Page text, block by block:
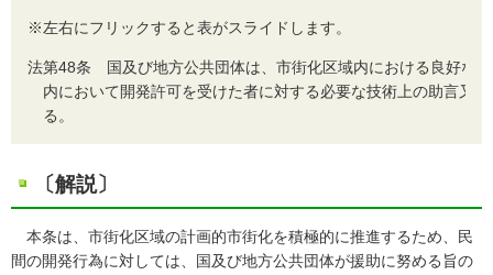
※左右にフリックすると表がスライドします。
法第48条 国及び地方公共団体は、市街化区域内における良好な
内において開発許可を受けた者に対する必要な技術上の助言又
る。
〔解説〕
本条は、市街化区域の計画的市街化を積極的に推進するため、民
間の開発行為に対しては、国及び地方公共団体が援助に努める旨の